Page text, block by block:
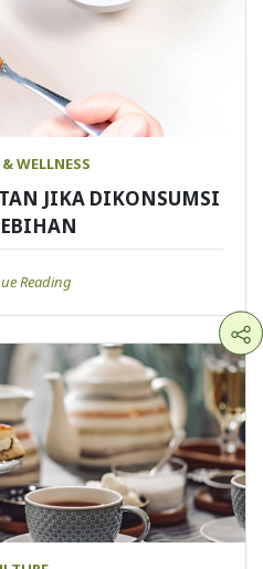
WELLNESS
JIKA DIKONSUMSI
Reading